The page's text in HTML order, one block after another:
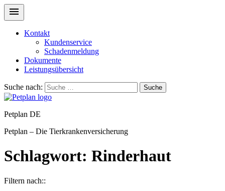
Kontakt
Kundenservice
Schadenmeldung
Dokumente
Leistungsübersicht
Suche nach: Suche
Petplan DE
Petplan – Die Tierkrankenversicherung
Schlagwort: Rinderhaut
Filtern nach::